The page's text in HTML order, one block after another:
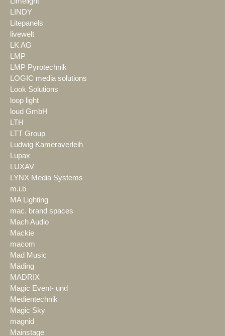
LINDY
Litepanels
livewelt
LK AG
LMP
LMP Pyrotechnik
LOGIC media solutions
Look Solutions
loop light
loud GmbH
LTH
LTT Group
Ludwig Kameraverleih
Lupax
LUXAV
LYNX Media Systems
m.i.b
MA Lighting
mac. brand spaces
Mach Audio
Mackie
macom
Mad Music
Mäding
MADRIX
Magic Event- und
Medientechnik
Magic Sky
magnid
Mainstage